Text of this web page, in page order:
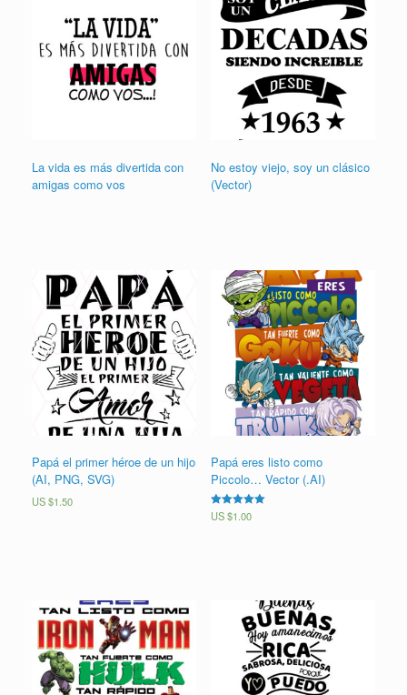
La vida es más divertida con
amigas como vos
No estoy viejo, soy un clásico
(Vector)
Papá el primer héroe de un hijo
(AI, PNG, SVG)
US $1.50
Papá eres listo como
Piccolo… Vector (.AI)
Valorado en
5.00
US $1.00